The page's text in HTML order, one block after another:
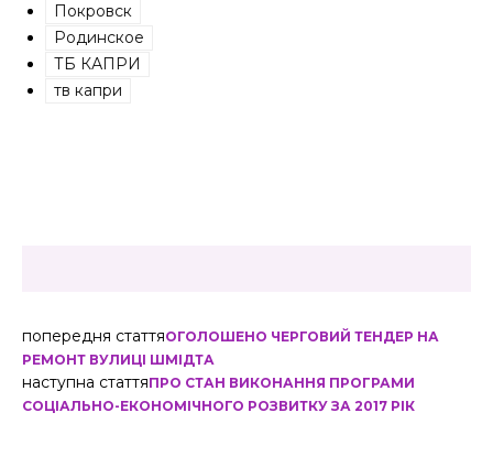
Покровск
Родинское
ТБ КАПРИ
тв капри
попередня статтяОГОЛОШЕНО ЧЕРГОВИЙ ТЕНДЕР НА
РЕМОНТ ВУЛИЦІ ШМІДТА
наступна статтяПРО СТАН ВИКОНАННЯ ПРОГРАМИ
СОЦІАЛЬНО-ЕКОНОМІЧНОГО РОЗВИТКУ ЗА 2017 РІК